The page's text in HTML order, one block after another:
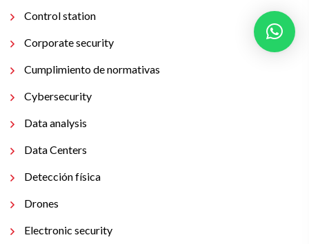
Control station
Corporate security
Cumplimiento de normativas
Cybersecurity
Data analysis
Data Centers
Detección física
Drones
Electronic security